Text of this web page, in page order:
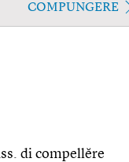
COMPUNGERE
di compellĕre